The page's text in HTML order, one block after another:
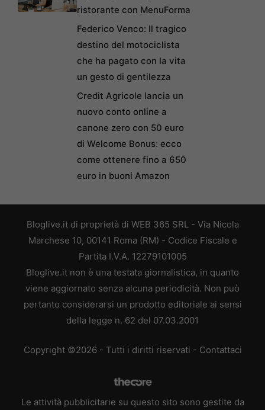
ristorante con MenuForma
Federico Venco: Il tragico
destino del motociclista
che ha pagato con la vita
un gesto di gentilezza
Credit Agricole lancia un
nuovo conto online a
canone zero con 50 euro
di Welcome Bonus: ecco
come ottenere fino a 650
euro in buoni Amazon
Bloglive.it di proprietà di WEB 365 SRL - Via Nicola
Marchese 10, 00141 Roma (RM) - Codice Fiscale e
Partita I.V.A. 12279101005
Bloglive.it non è una testata giornalistica, in quanto
viene aggiornato senza alcuna periodicità. Non può
pertanto considerarsi un prodotto editoriale ai sensi
della legge n. 62 del 07.03.2001
Copyright ©2026 - Tutti i diritti riservati - Contattaci
Le attività pubblicitarie su questo sito sono gestite da